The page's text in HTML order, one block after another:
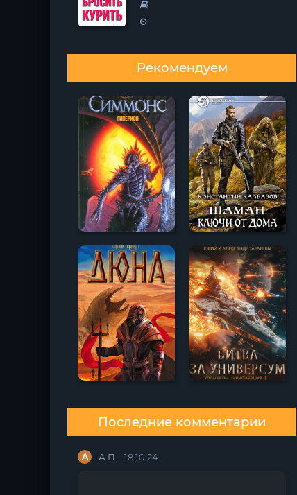
Рекомендуем
Последние комментарии
А А.П. 18.10.24